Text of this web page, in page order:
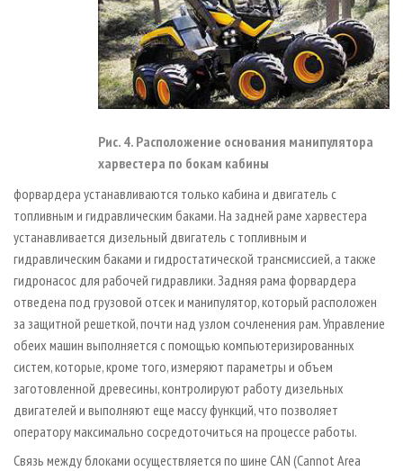
Рис. 4. Расположение основания манипулятора
харвестера по бокам кабины
форвардера устанавливаются только кабина и двигатель с
топливным и гидравлическим баками. На задней раме харвестера
устанавливается дизельный двигатель с топливным и
гидравлическим баками и гидростатической трансмиссией, а также
гидронасос для рабочей гидравлики. Задняя рама форвардера
отведена под грузовой отсек и манипулятор, который расположен
за защитной решеткой, почти над узлом сочленения рам. Управление
обеих машин выполняется с помощью компьютеризированных
систем, которые, кроме того, измеряют параметры и объем
заготовленной древесины, контролируют работу дизельных
двигателей и выполняют еще массу функций, что позволяет
оператору максимально сосредоточиться на процессе работы.
Связь между блоками осуществляется по шине CAN (Cannot Area